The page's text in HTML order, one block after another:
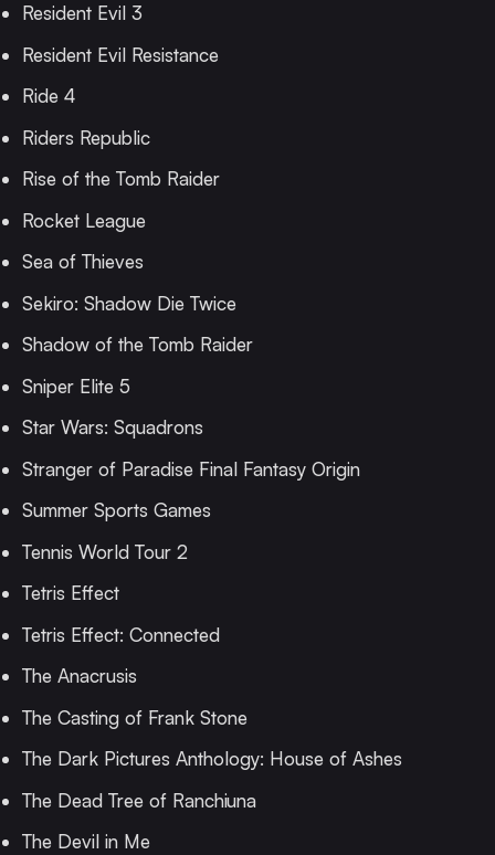
Resident Evil 3
Resident Evil Resistance
Ride 4
Riders Republic
Rise of the Tomb Raider
Rocket League
Sea of Thieves
Sekiro: Shadow Die Twice
Shadow of the Tomb Raider
Sniper Elite 5
Star Wars: Squadrons
Stranger of Paradise Final Fantasy Origin
Summer Sports Games
Tennis World Tour 2
Tetris Effect
Tetris Effect: Connected
The Anacrusis
The Casting of Frank Stone
The Dark Pictures Anthology: House of Ashes
The Dead Tree of Ranchiuna
The Devil in Me